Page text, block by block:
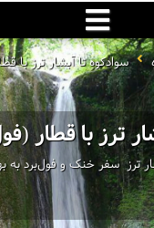
سوادکوه تا آبشار ترز با
ترز با قطار
ترز ‌ سفر خنک و فول‌برد